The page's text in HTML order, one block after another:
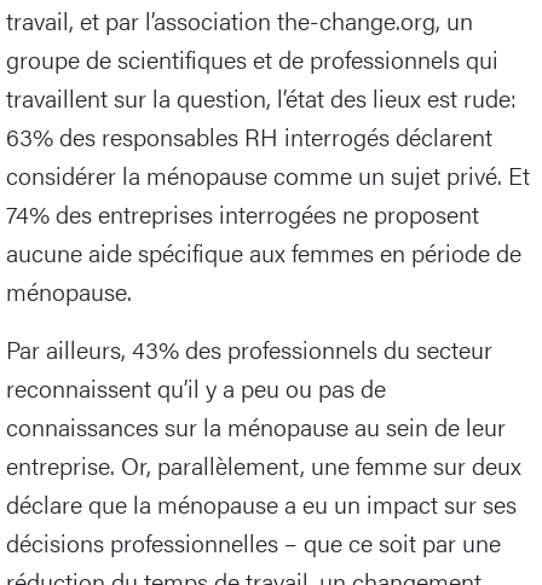
travail, et par l’association the-change.org, un
groupe de scientifiques et de professionnels qui
travaillent sur la question, l’état des lieux est rude:
63% des responsables RH interrogés déclarent
considérer la ménopause comme un sujet privé. Et
74% des entreprises interrogées ne proposent
aucune aide spécifique aux femmes en période de
ménopause.
Par ailleurs, 43% des professionnels du secteur
reconnaissent qu’il y a peu ou pas de
connaissances sur la ménopause au sein de leur
entreprise. Or, parallèlement, une femme sur deux
déclare que la ménopause a eu un impact sur ses
décisions professionnelles – que ce soit par une